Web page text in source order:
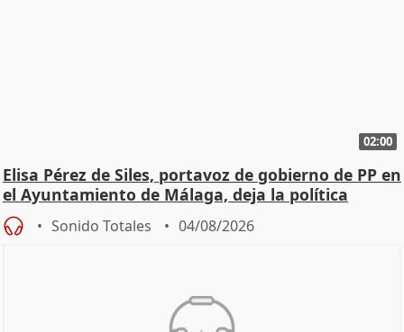
02:00
Elisa Pérez de Siles, portavoz de gobierno de PP en
el Ayuntamiento de Málaga, deja la política
Sonido Totales 04/08/2026